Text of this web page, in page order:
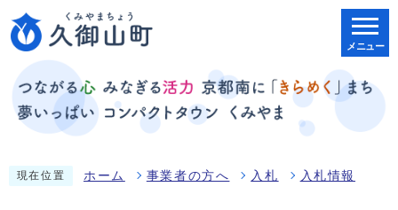
メニュー
現在位置 ホーム 事業者の方へ 入札 入札情報